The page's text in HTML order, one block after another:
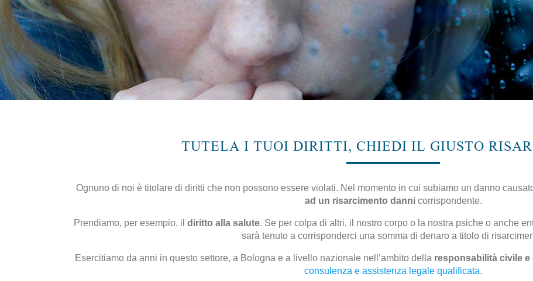
TUTELA I TUOI DIRITTI, CHIEDI IL GIUSTO
Ognuno di noi è titolare di diritti che non possono essere violati. Nel momento in cui subiamo un danno
ad un risarcimento dannicorrispondente.
Prendiamo, per esempio, il diritto alla salute. Se per colpa di altri, il nostro corpo o la nostra psiche o anche
sarà tenuto a corrisponderci una somma di denaro a titolo di
Esercitiamo da anni in questo settore, a Bologna e a livello nazionale nell’ambito della responsabilità civile
consulenza e assistenza legale qualificata.